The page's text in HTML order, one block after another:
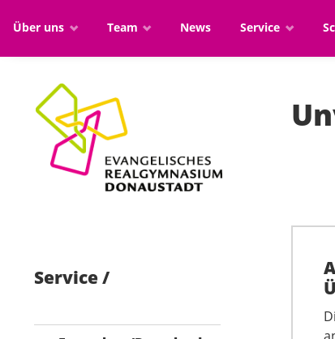
Über uns Team News Service
Service